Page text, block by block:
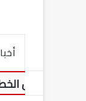
حول الخطوط